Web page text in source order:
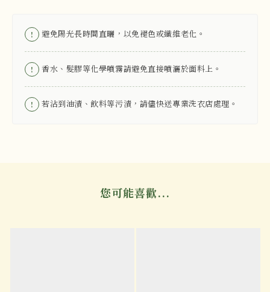
! 避免陽光長時間直曬，以免褪色或纖維老化。
! 香水、髮膠等化學噴霧請避免直接噴灑於面料上。
! 若沾到油漬、飲料等污漬，請儘快送專業洗衣店處理。
您可能喜歡...